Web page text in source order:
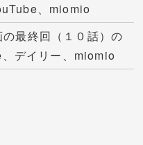
、miomio
最終回（１０話）の
デイリー、miomio